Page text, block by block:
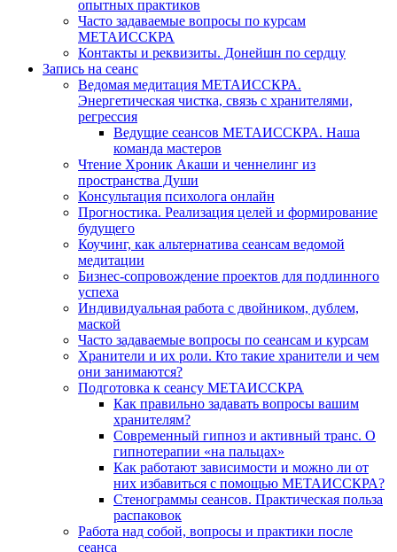
опытных практиков
Часто задаваемые вопросы по курсам
МЕТАИССКРА
Контакты и реквизиты. Донейшн по сердцу
Запись на сеанс
Ведомая медитация МЕТАИССКРА.
Энергетическая чистка, связь с хранителями,
регрессия
Ведущие сеансов МЕТАИССКРА. Наша
команда мастеров
Чтение Хроник Акаши и ченнелинг из
пространства Души
Консультация психолога онлайн
Прогностика. Реализация целей и формирование
будущего
Коучинг, как альтернатива сеансам ведомой
медитации
Бизнес-сопровождение проектов для подлинного
успеха
Индивидуальная работа с двойником, дублем,
маской
Часто задаваемые вопросы по сеансам и курсам
Хранители и их роли. Кто такие хранители и чем
они занимаются?
Подготовка к сеансу МЕТАИССКРА
Как правильно задавать вопросы вашим
хранителям?
Современный гипноз и активный транс. О
гипнотерапии «на пальцах»
Как работают зависимости и можно ли от
них избавиться с помощью МЕТАИССКРА?
Стенограммы сеансов. Практическая польза
распаковок
Работа над собой, вопросы и практики после
сеанса